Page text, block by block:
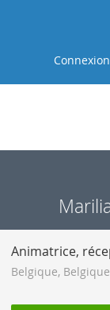
Connexion
Animatrice,
Belgique, Belgique